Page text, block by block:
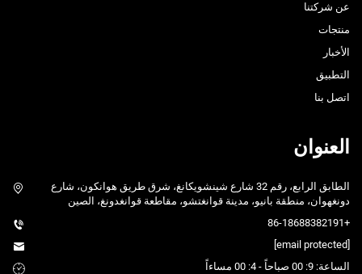
عن شركتنا
منتجات
الأخبار
التطبيق
اتصل بنا
العنوان
الطابق الرابع، رقم 32 شارع شينشويكانغ، شرق طريق هوانكون، شارع
دونغهوان، منطقة بانيو، مدينة قوانغتشو، مقاطعة قوانغدونغ، الصين
+86-18688382191
الساعة: 9: 00 صباحاً - 4: 00 مساءاً